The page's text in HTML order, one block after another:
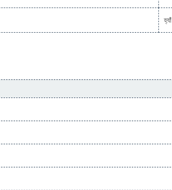
হ্যাঁ